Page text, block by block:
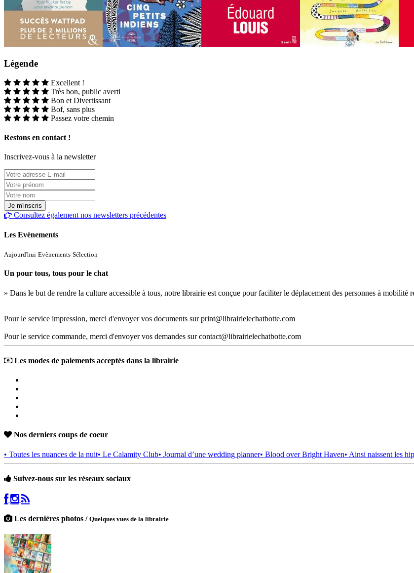
Légende
Excellent !
Très bon, public averti
Bon et Divertissant
Bof, sans plus
Passez votre chemin
Restons en contact !
Inscrivez-vous à la newsletter
Consultez également nos newsletters précédentes
Les Evènements
Aujourd'hui Evènements Sélection
Un pour tous, tous pour le chat
» Dans le but de rendre la culture accessible à tous, notre librairie est conçue pour faciliter le déplacement des personnes à mobilité
Pour le service impression, merci d'envoyer vos documents sur print@librairielechatbotte.com
Pour le service commande, merci d'envoyer vos demandes sur contact@librairielechatbotte.com
Les modes de paiements acceptés dans la librairie
Nos derniers coups de coeur
• Toutes les nuances de la nuit• Le Calamity Club• Journal d’une wedding planner• Blood over Bright Haven• Ainsi naissent les
Suivez-nous sur les réseaux sociaux
Les dernières photos / Quelques vues de la librairie